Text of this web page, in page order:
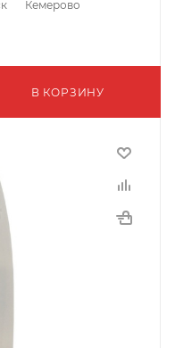
Кемерово
В КОРЗИНУ